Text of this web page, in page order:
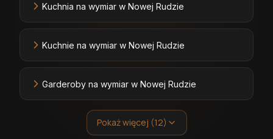
Kuchnia na wymiar w Nowej Rudzie
Kuchnie na wymiar w Nowej Rudzie
Garderoby na wymiar w Nowej Rudzie
Pokaż więcej (12)